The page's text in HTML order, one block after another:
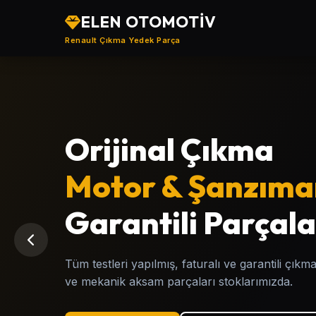
ELEN OTOMOTİV
Renault Çıkma Yedek Parça
Türkiye'nin
Renault, Çıkma
Yedek Parça
Clio, Megane, Fluence, Symbol, Kangoo,
Renault modellerine ait garantili çıkma yedek
Orijinal Çıkma
Motor &
Garantili
Tüm testleri yapılmış, faturalı ve garantili
ve mekanik aksam parçaları stoklarımızda.